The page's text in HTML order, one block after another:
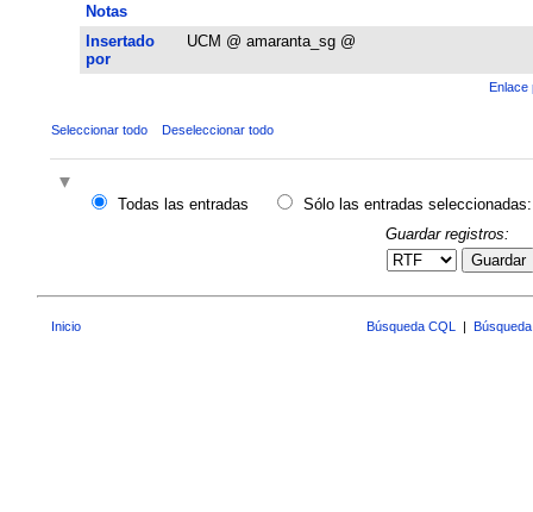
Notas
Insertado
por
UCM @ amaranta_sg @
Enlace
Seleccionar todo Deseleccionar todo
Todas las entradas
Sólo las entradas seleccionadas:
Guardar registros:
Guardar
Inicio Búsqueda CQL